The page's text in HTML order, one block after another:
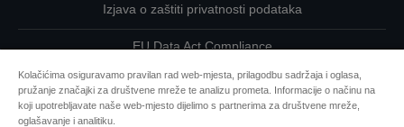
Izjava o zaštiti privatnosti podataka
EU Data Act Compliance
Kontaktirajte nas u vezi svojih podataka
Kolačićima osiguravamo pravilan rad web-mjesta, prilagodbu sadržaja i oglasa,
pružanje značajki za društvene mreže te analizu prometa. Informacije o načinu na
koji upotrebljavate naše web-mjesto dijelimo s partnerima za društvene mreže,
oglašavanje i analitiku.